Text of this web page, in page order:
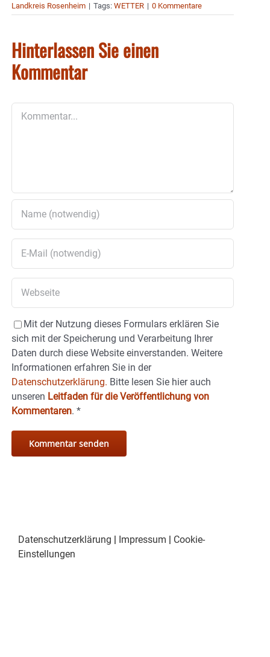
Landkreis Rosenheim | Tags: WETTER | 0 Kommentare
Hinterlassen Sie einen
Kommentar
Mit der Nutzung dieses Formulars erklären Sie
sich mit der Speicherung und Verarbeitung Ihrer
Daten durch diese Website einverstanden. Weitere
Informationen erfahren Sie in der
Datenschutzerklärung. Bitte lesen Sie hier auch
unseren Leitfaden für die Veröffentlichung von
Kommentaren. *
Datenschutzerklärung | Impressum | Cookie-
Einstellungen